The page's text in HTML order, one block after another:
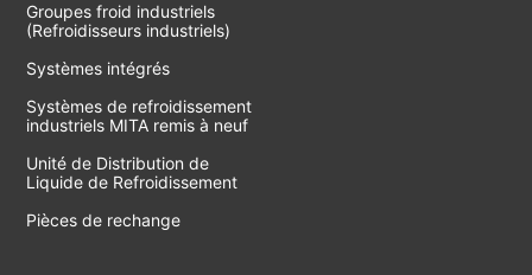
Groupes froid industriels
(Refroidisseurs industriels)
Systèmes intégrés
Systèmes de refroidissement
industriels MITA remis à neuf
Unité de Distribution de
Liquide de Refroidissement
Pièces de rechange